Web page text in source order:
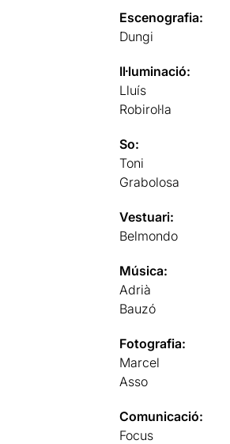
Escenografia:
Dungi
Il·luminació:
Lluís
Robirol·la
So:
Toni
Grabolosa
Vestuari:
Belmondo
Música:
Adrià
Bauzó
Fotografia:
Marcel
Asso
Comunicació:
Focus